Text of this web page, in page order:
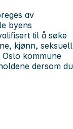
av
byens
til å søke
kjønn, seksuell
kommune
dersom du